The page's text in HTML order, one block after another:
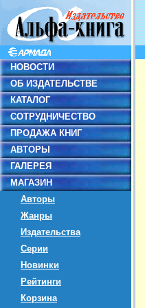
НОВОСТИ
ОБ ИЗДАТЕЛЬСТВЕ
КАТАЛОГ
СОТРУДНИЧЕСТВО
ПРОДАЖА КНИГ
АВТОРЫ
ГАЛЕРЕЯ
МАГАЗИН
Авторы
Жанры
Издательства
Серии
Новинки
Рейтинги
Корзина